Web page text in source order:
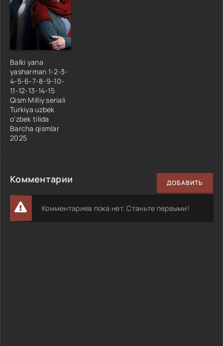
Balki yana
yasharman 1-2-3-
4-5-6-7-8-9-10-
11-12-13-14-15
Qism Milliy seriali
Turkiya uzbek
o'zbek tilida
Barcha qismlar
2025
Комментарии ДОБАВИТЬ
Комментариев пока нет. Станьте первыми!